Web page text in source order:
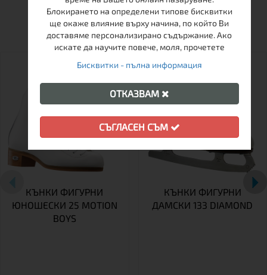
ОЩЕ ОТ ТАЗИ МАРКА
КЪНКИ ФИГУРНИ
ЮНОШЕСКИ 25 MOTION
BOYS
КЪНКИ ФИГУРНИ
ДАМСКИ 133 DIAMOND
Блокирането на определени типове бисквитки
ще окаже влияние върху начина, по който Ви
доставяме персонализирано съдържание. Ако
искате да научите повече, моля, прочетете
Бисквитки - пълна информация
ОТКАЗВАМ
СЪГЛАСЕН СЪМ